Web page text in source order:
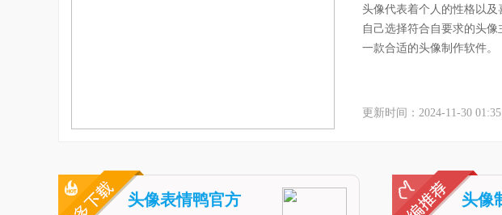
头像代表着个人的性格以
自己选择符合自要求的头
一款合适的头像制作软件。
更新时间：2024-11-30
头像表情鸭官方
头像